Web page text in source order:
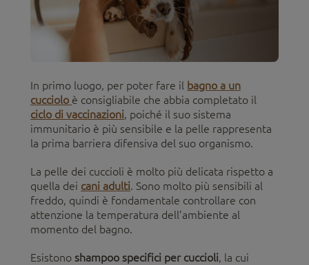
In primo luogo, per poter fare il bagno a un
cucciolo è consigliabile che abbia completato il
ciclo di vaccinazioni, poiché il suo sistema
immunitario è più sensibile e la pelle rappresenta
la prima barriera difensiva del suo organismo.
La pelle dei cuccioli è molto più delicata rispetto a
quella dei cani adulti. Sono molto più sensibili al
freddo, quindi è fondamentale controllare con
attenzione la temperatura dell’ambiente al
momento del bagno.
Esistono shampoo specifici per cuccioli, la cui